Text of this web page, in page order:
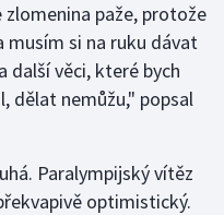
paže, protože
musím si na ruku dávat
další věci, které bych
dělat nemůžu," popsal
Paralympijský vítěz
optimistický.